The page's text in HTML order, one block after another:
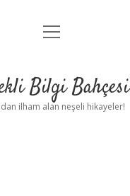
Anasayfa
Yasal Uyarı
menüyü
Bilgi Bahçesi
ilham alan neşeli hikayeler!